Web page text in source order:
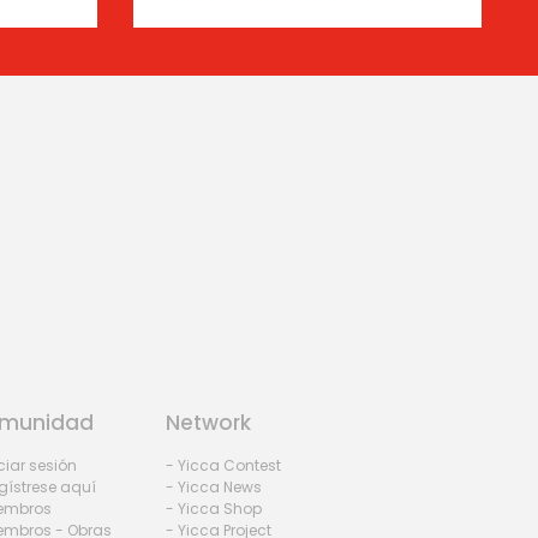
sesión
aquí
- Obras
Network
- Yicca Contest
- Yicca News
- Yicca Shop
- Yicca Project